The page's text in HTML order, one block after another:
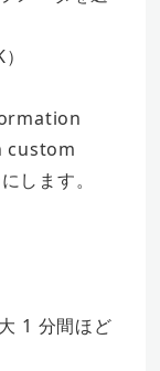
custom
します。
1 分間ほど